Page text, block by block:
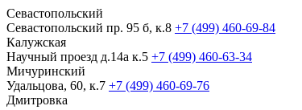
Севастопольский
Севастопольский пр. 95 б, к.8 +7 (499) 460-69-84
Калужская
Научный проезд д.14а к.5 +7 (499) 460-63-34
Мичуринский
Удальцова, 60, к.7 +7 (499) 460-69-76
Дмитровка